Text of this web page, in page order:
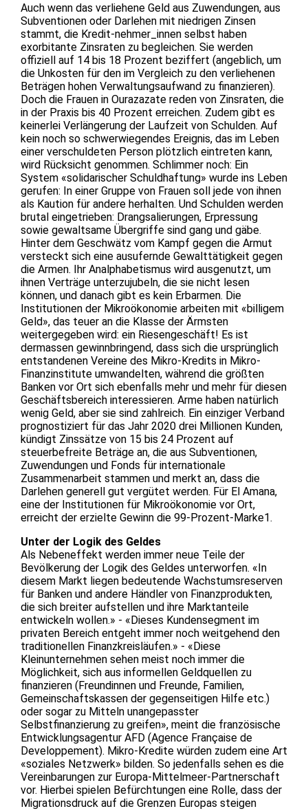
Auch wenn das verliehene Geld aus Zuwendungen, aus
Subventionen oder Darlehen mit niedrigen Zinsen
stammt, die Kredit-nehmer_innen selbst haben
exorbitante Zinsraten zu begleichen. Sie werden
offiziell auf 14 bis 18 Prozent beziffert (angeblich, um
die Unkosten für den im Vergleich zu den verliehenen
Beträgen hohen Verwaltungsaufwand zu finanzieren).
Doch die Frauen in Ourazazate reden von Zinsraten, die
in der Praxis bis 40 Prozent erreichen. Zudem gibt es
keinerlei Verlängerung der Laufzeit von Schulden. Auf
kein noch so schwerwiegendes Ereignis, das im Leben
einer verschuldeten Person plötzlich eintreten kann,
wird Rücksicht genommen. Schlimmer noch: Ein
System «solidarischer Schuldhaftung» wurde ins Leben
gerufen: In einer Gruppe von Frauen soll jede von ihnen
als Kaution für andere herhalten. Und Schulden werden
brutal eingetrieben: Drangsalierungen, Erpressung
sowie gewaltsame Übergriffe sind gang und gäbe.
Hinter dem Geschwätz vom Kampf gegen die Armut
versteckt sich eine ausufernde Gewalttätigkeit gegen
die Armen. Ihr Analphabetismus wird ausgenutzt, um
ihnen Verträge unterzujubeln, die sie nicht lesen
können, und danach gibt es kein Erbarmen. Die
Institutionen der Mikroökonomie arbeiten mit «billigem
Geld», das teuer an die Klasse der Ärmsten
weitergegeben wird: ein Riesengeschäft! Es ist
dermassen gewinnbringend, dass sich die ursprünglich
entstandenen Vereine des Mikro-Kredits in Mikro-
Finanzinstitute umwandelten, während die größten
Banken vor Ort sich ebenfalls mehr und mehr für diesen
Geschäftsbereich interessieren. Arme haben natürlich
wenig Geld, aber sie sind zahlreich. Ein einziger Verband
prognostiziert für das Jahr 2020 drei Millionen Kunden,
kündigt Zinssätze von 15 bis 24 Prozent auf
steuerbefreite Beträge an, die aus Subventionen,
Zuwendungen und Fonds für internationale
Zusammenarbeit stammen und merkt an, dass die
Darlehen generell gut vergütet werden. Für El Amana,
eine der Institutionen für Mikroökonomie vor Ort,
erreicht der erzielte Gewinn die 99-Prozent-Marke1.
Unter der Logik des Geldes
Als Nebeneffekt werden immer neue Teile der
Bevölkerung der Logik des Geldes unterworfen. «In
diesem Markt liegen bedeutende Wachstumsreserven
für Banken und andere Händler von Finanzprodukten,
die sich breiter aufstellen und ihre Marktanteile
entwickeln wollen.» - «Dieses Kundensegment im
privaten Bereich entgeht immer noch weitgehend den
traditionellen Finanzkreisläufen.» - «Diese
Kleinunternehmen sehen meist noch immer die
Möglichkeit, sich aus informellen Geldquellen zu
finanzieren (Freundinnen und Freunde, Familien,
Gemeinschaftskassen der gegenseitigen Hilfe etc.)
oder sogar zu Mitteln unangepasster
Selbstfinanzierung zu greifen», meint die französische
Entwicklungsagentur AFD (Agence Française de
Developpement). Mikro-Kredite würden zudem eine Art
«soziales Netzwerk» bilden. So jedenfalls sehen es die
Vereinbarungen zur Europa-Mittelmeer-Partnerschaft
vor. Hierbei spielen Befürchtungen eine Rolle, dass der
Migrationsdruck auf die Grenzen Europas steigen